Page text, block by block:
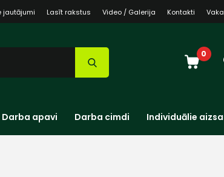
jautājumi Lasīt rakstus Video / Galerija Kontakti
0
Darba apavi Darba cimdi Individuālie